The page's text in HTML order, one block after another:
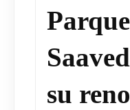
Parque
su